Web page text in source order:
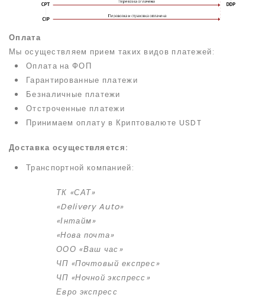
Оплата
Мы осуществляем прием таких видов платежей:
Оплата на ФОП
Гарантированные платежи
Безналичные платежи
Отстроченные платежи
Принимаем оплату в Криптовалюте USDT
Доставка осуществляется:
Транспортной компанией:
ТК «САТ»
«Delivery Auto»
«Інтайм»
«Нова почта»
ООО «Ваш час»
ЧП «Почтовый експрес»
ЧП «Ночной экспресс»
Евро экспресс